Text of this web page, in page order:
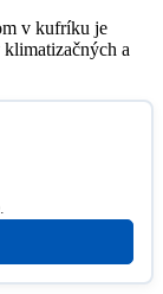
v kufríku je
a